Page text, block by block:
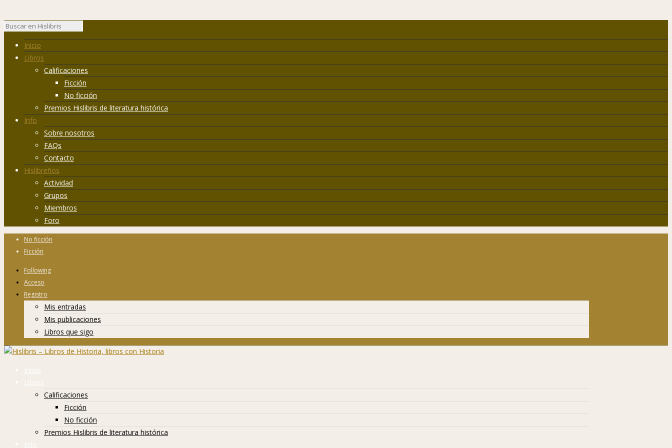
Inicio
Libros
Calificaciones
Ficción
No ficción
Premios Hislibris de literatura histórica
Info
Sobre nosotros
FAQs
Contacto
Hislibreños
Actividad
Grupos
Miembros
Foro
No ficción
Ficción
Following
Acceso
Registro
Mis entradas
Mis publicaciones
Libros que sigo
Inicio
Libros
Calificaciones
Ficción
No ficción
Premios Hislibris de literatura histórica
Info